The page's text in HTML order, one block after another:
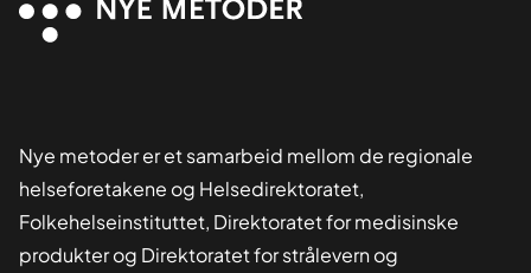
Nye metoder er et samarbeid mellom de regionale
helseforetakene og Helsedirektoratet,
Folkehelseinstituttet, Direktoratet for medisinske
produkter og Direktoratet for strålevern og